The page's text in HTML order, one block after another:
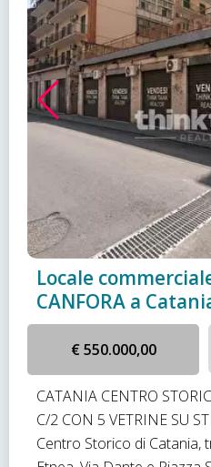
Locale
CANFORA a
€ 550.000,00
CATANIA CENTRO
C/2 CON 5 VETRINE SU
Centro Storico di Catania,